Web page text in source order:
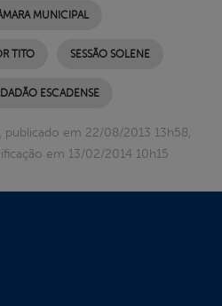
MUNICIPAL
TITO SESSÃO SOLENE
ESCADENSE
publicado em 22/08/2013 13h58,
em 13/02/2014 10h15